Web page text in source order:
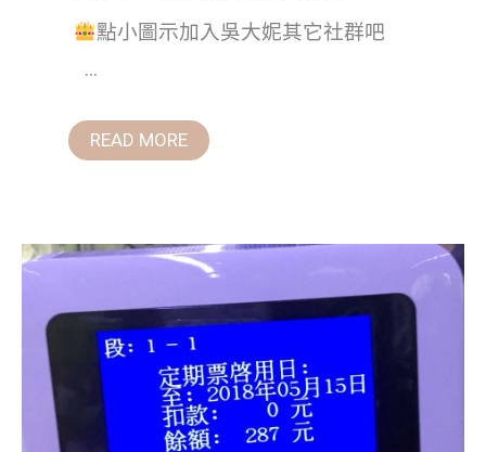
點小圖示加入吳大妮其它社群吧
...
READ MORE